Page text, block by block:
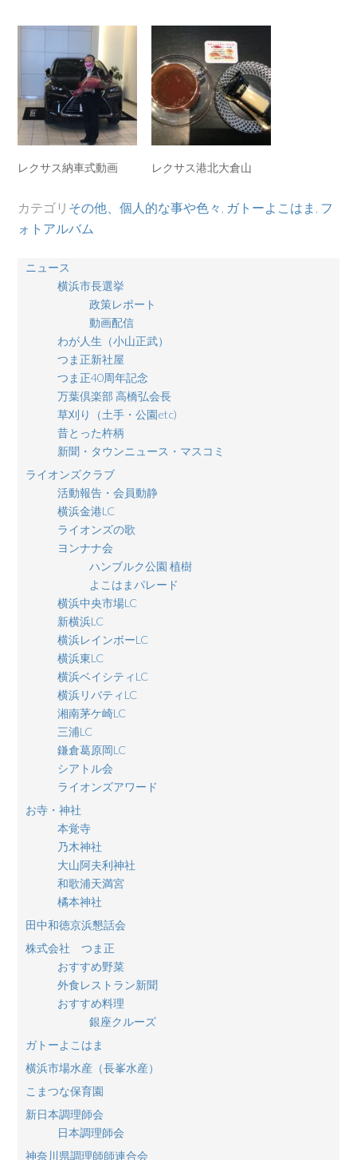
レクサス納車式動画 レクサス港北大倉山
カテゴリ その他、個人的な事や色々 ガトーよこはま フ
ォトアルバム
ニュース
横浜市長選挙
政策レポート
動画配信
わが人生（小山正武）
つま正新社屋
つま正40周年記念
万葉倶楽部 高橋弘会長
草刈り（土手・公園etc)
昔とった杵柄
新聞・タウンニュース・マスコミ
ライオンズクラブ
活動報告・会員動静
横浜金港LC
ライオンズの歌
ヨンナナ会
ハンブルク公園 植樹
よこはまパレード
横浜中央市場LC
新横浜LC
横浜レインボーLC
横浜東LC
横浜ベイシティLC
横浜リバティLC
湘南茅ケ崎LC
三浦LC
鎌倉葛原岡LC
シアトル会
ライオンズアワード
お寺・神社
本覚寺
乃木神社
大山阿夫利神社
和歌浦天満宮
橘本神社
田中和徳京浜懇話会
株式会社 つま正
おすすめ野菜
外食レストラン新聞
おすすめ料理
銀座クルーズ
ガトーよこはま
横浜市場水産（長峯水産）
こまつな保育園
新日本調理師会
日本調理師会
神奈川県調理師師連合会